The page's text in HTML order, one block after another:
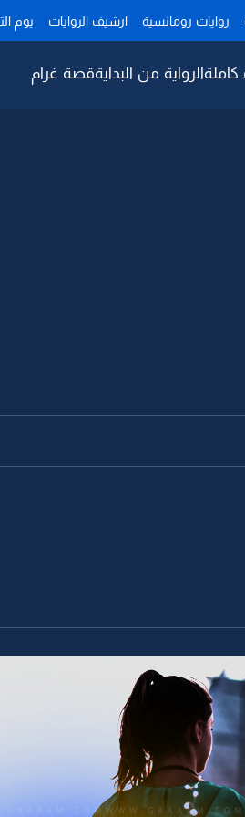
روايات رومانسية ارشيف الروايات يوم
كاملةالرواية من البدايةقصة غرام